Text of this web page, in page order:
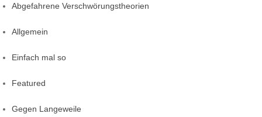
Abgefahrene Verschwörungstheorien
Allgemein
Einfach mal so
Featured
Gegen Langeweile